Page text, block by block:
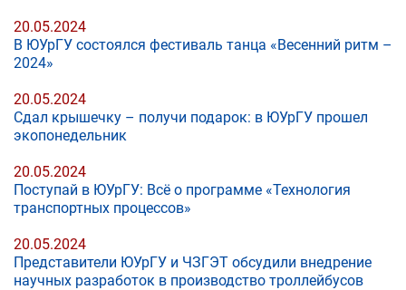
20.05.2024
В ЮУрГУ состоялся фестиваль танца «Весенний ритм –
2024»
20.05.2024
Сдал крышечку – получи подарок: в ЮУрГУ прошел
экопонедельник
20.05.2024
Поступай в ЮУрГУ: Всё о программе «Технология
транспортных процессов»
20.05.2024
Представители ЮУрГУ и ЧЗГЭТ обсудили внедрение
научных разработок в производство троллейбусов